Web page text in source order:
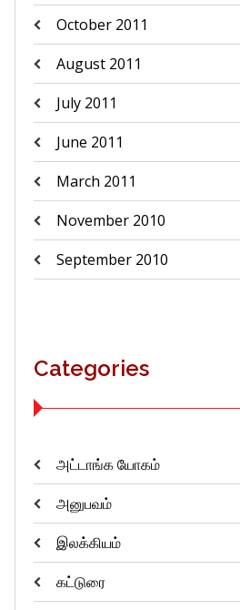
October 2011
August 2011
July 2011
June 2011
March 2011
November 2010
September 2010
Categories
அட்டாங்க யோகம்
அனுபவம்
இலக்கியம்
கட்டுரை